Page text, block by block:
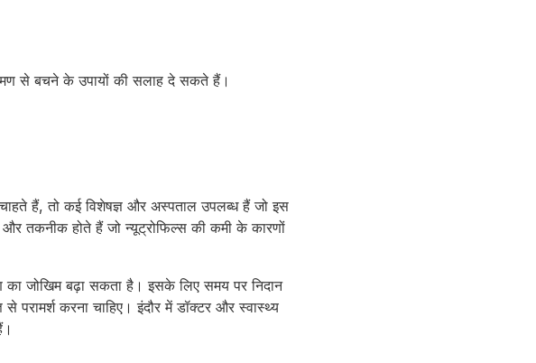
से बचने के उपायों की सलाह दे सकते हैं।
हैं, तो कई विशेषज्ञ और अस्पताल उपलब्ध हैं जो इस
तकनीक होते हैं जो न्यूट्रोफिल्स की कमी के कारणों
का जोखिम बढ़ा सकता है। इसके लिए समय पर निदान
करना चाहिए। इंदौर में डॉक्टर और स्वास्थ्य